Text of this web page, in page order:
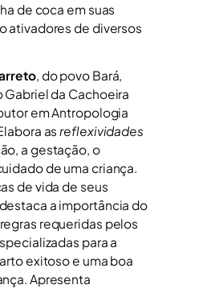
de coca em suas
ativadores de diversos
, do povo Bará,
Gabriel da Cachoeira
em Antropologia
asreflexividades
a gestação, o
de uma criança.
de vida de seus
a importância do
requeridas pelos
para a
exitoso e uma boa
Apresenta